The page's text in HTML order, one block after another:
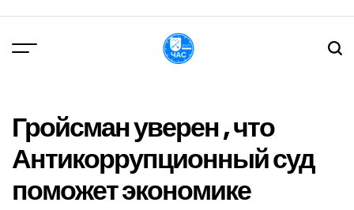
вмісту
Гройсман уверен , что
Антикоррупционный суд
поможет экономике